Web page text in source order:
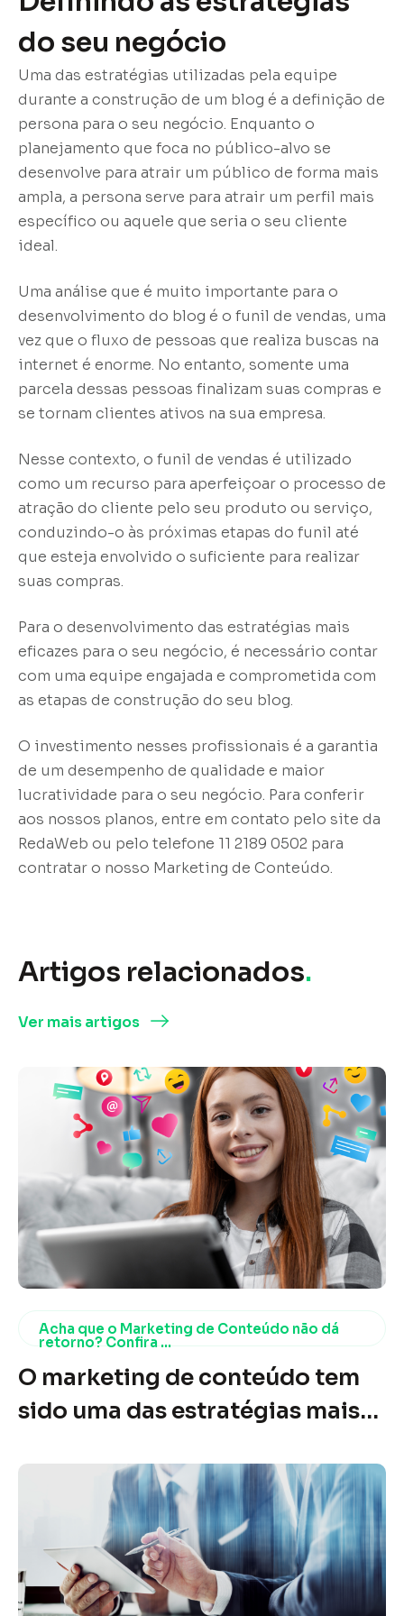
do seu negócio
Uma das estratégias utilizadas pela equipe
durante a construção de um blog é a definição de
persona para o seu negócio. Enquanto o
planejamento que foca no público-alvo se
desenvolve para atrair um público de forma mais
ampla, a persona serve para atrair um perfil mais
específico ou aquele que seria o seu cliente
ideal.
Uma análise que é muito importante para o
desenvolvimento do blog é o funil de vendas, uma
vez que o fluxo de pessoas que realiza buscas na
internet é enorme. No entanto, somente uma
parcela dessas pessoas finalizam suas compras e
se tornam clientes ativos na sua empresa.
Nesse contexto, o funil de vendas é utilizado
como um recurso para aperfeiçoar o processo de
atração do cliente pelo seu produto ou serviço,
conduzindo-o às próximas etapas do funil até
que esteja envolvido o suficiente para realizar
suas compras.
Para o desenvolvimento das estratégias mais
eficazes para o seu negócio, é necessário contar
com uma equipe engajada e comprometida com
as etapas de construção do seu blog.
O investimento nesses profissionais é a garantia
de um desempenho de qualidade e maior
lucratividade para o seu negócio. Para conferir
aos nossos planos, entre em contato pelo site da
RedaWeb ou pelo telefone 11 2189 0502 para
contratar o nosso Marketing de Conteúdo.
Artigos relacionados.
Ver mais artigos
Acha que o Marketing de Conteúdo não dá
retorno? Confira ...
O marketing de conteúdo tem
sido uma das estratégias mais
digital nos últimos anos. No
entanto, ainda existem muitos
empresários e profissionais de
marketing que questionam sua